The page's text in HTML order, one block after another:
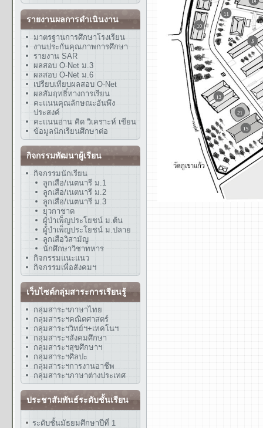
รายงานผลการดำเนินงาน
มาตรฐานการศึกษาโรงเรียน
งานประกันคุณภาพการศึกษา
รายงาน SAR
ผลสอบ O-Net ม.3
ผลสอบ O-Net ม.6
เปรียบเทียบผลสอบ O-Net
ผลสัมฤทธิ์ทางการเรียน
คะแนนคุณลักษณะอันพึง
ประสงค์
คะแนนอ่าน คิด วิเคราะห์ เขียน
ข้อมูลนักเรียนศึกษาต่อ
กิจกรรมพัฒนาผู้เรียน
กิจกรรมนักเรียน
ลูกเสือ/เนตนารี ม.1
ลูกเสือ/เนตนารี ม.2
ลูกเสือ/เนตนารี ม.3
ยุวกาชาด
ผู้บำเพ็ญประโยชน์ ม.ต้น
ผู้บำเพ็ญประโยชน์ ม.ปลาย
ลูกเสือวิสามัญ
นักศึกษาวิชาทหาร
กิจกรรมแนะแนว
กิจกรรมเพื่อสังคมฯ
เว็บไซต์กลุ่มสาระการเรียนรู้
กลุ่มสาระฯภาษาไทย
กลุ่มสาระฯคณิตศาสตร์
กลุ่มสาระฯวิทย์ฯ+เทคโนฯ
กลุ่มสาระฯสังคมศึกษา
กลุ่มสาระฯสุขศึกษาฯ
กลุ่มสาระฯศิลปะ
กลุ่มสาระฯการงานอาชีพ
กลุ่มสาระฯภาษาต่างประเทศ
ประชาสัมพันธ์ระดับชั้นเรียน
ระดับชั้นมัธยมศึกษาปีที่ 1